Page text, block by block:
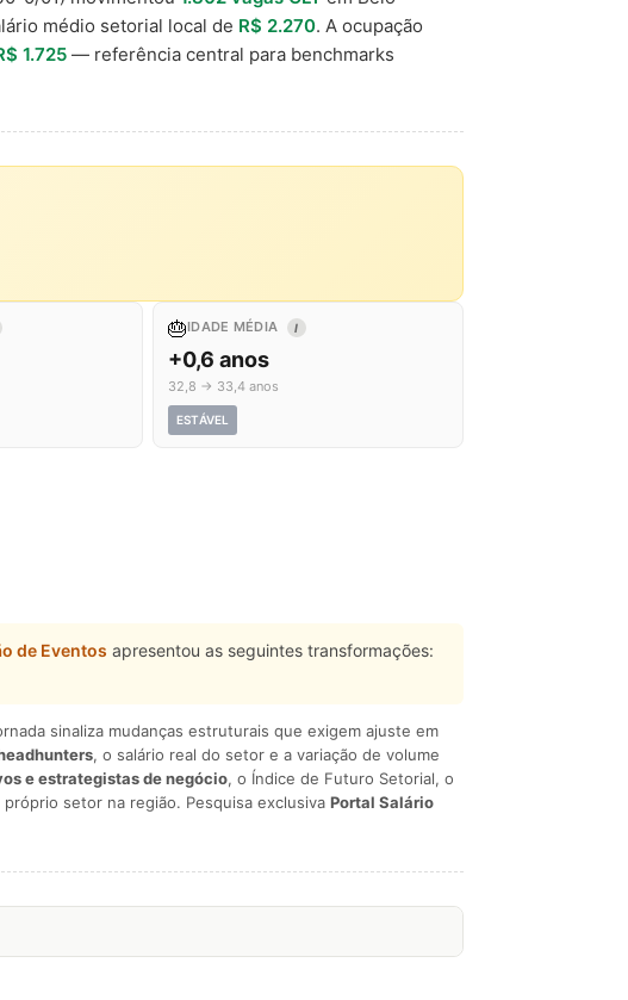
médio setorial local de R$ 2.270. A ocupação
1.725 — referência central para benchmarks
🎂IDADE MÉDIA I
+0,6 anos
32,8 → 33,4 anos
ESTÁVEL
de Eventos apresentou as seguintes transformações:
sinaliza mudanças estruturais que exigem ajuste em
, o salário real do setor e a variação de volume
e estrategistas de negócio, o Índice de Futuro Setorial, o
setor na região. Pesquisa exclusiva Portal Salário